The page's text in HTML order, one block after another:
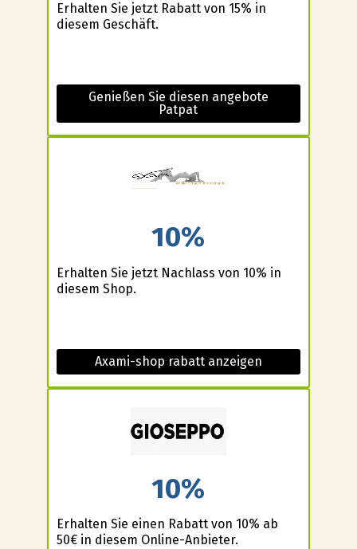
Erhalten Sie jetzt Rabatt von 15% in
diesem Geschäft.
Genießen Sie diesen angebote
Patpat
10%
Erhalten Sie jetzt Nachlass von 10% in
diesem Shop.
Axami-shop rabatt anzeigen
10%
Erhalten Sie einen Rabatt von 10% ab
50€ in diesem Online-Anbieter.